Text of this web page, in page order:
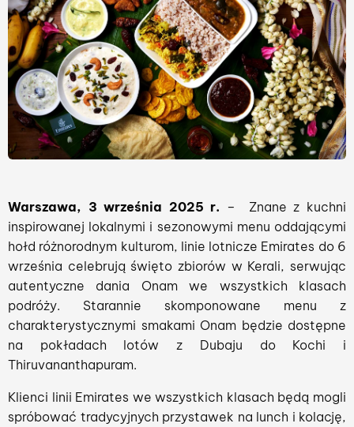
Warszawa, 3 września 2025 r. – Znane z kuchni
inspirowanej lokalnymi i sezonowymi menu oddającymi
hołd różnorodnym kulturom, linie lotnicze Emirates do 6
września celebrują święto zbiorów w Kerali, serwując
autentyczne dania Onam we wszystkich klasach
podróży. Starannie skomponowane menu z
charakterystycznymi smakami Onam będzie dostępne
na pokładach lotów z Dubaju do Kochi i
Thiruvananthapuram.
Klienci linii Emirates we wszystkich klasach będą mogli
spróbować tradycyjnych przystawek na lunch i kolację,